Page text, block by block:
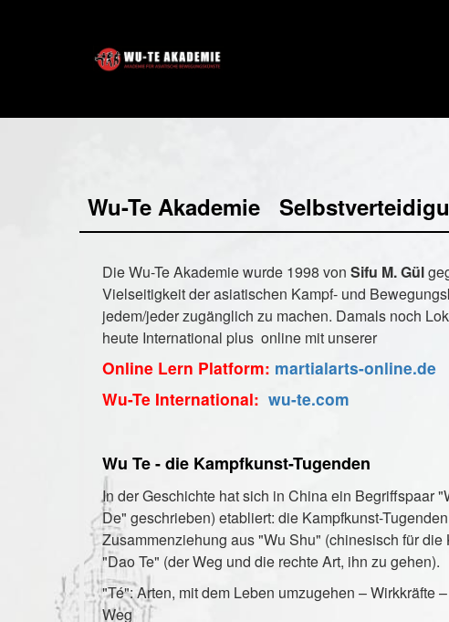
Wu-Te Akademie
Die Wu-Te Akademie wurde 1998 von Sifu M. Gül
Vielseitigkeit der asiatischen Kampf- und
jedem/jeder zugänglich zu machen. Damals noch
heute International plus online mit unserer
Online Lern Platform: martialarts-online.de
Wu-Te International: wu-te.com
Wu Te - die Kampfkunst-Tugenden
In der Geschichte hat sich in China ein Begriffspaar
De" geschrieben) etabliert: die Kampfkunst-
Zusammenziehung aus "Wu Shu" (chinesisch für die
"Dao Te" (der Weg und die rechte Art, ihn zu gehen).
"Té": Arten, mit dem Leben umzugehen – Wirkkräfte
Weg